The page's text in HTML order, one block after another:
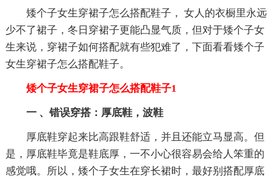
矮个子女生穿裙子怎么搭配鞋子， 女人的衣橱里永远
少不了裙子，冬日穿裙子更能凸显气质，但对于矮个子女
生来说，穿裙子如何搭配就有些犯难了，下面看看矮个子
女生穿裙子怎么搭配鞋子。
矮个子女生穿裙子怎么搭配鞋子1
一 、错误穿搭：厚底鞋，波鞋
厚底鞋穿起来比高跟鞋舒适，并且还能立马显高。但
是，厚底鞋毕竟是鞋底厚，一不小心很容易会给人笨重的
感觉哦。所以，矮个子女生在穿长裙时，最好别搭配厚底